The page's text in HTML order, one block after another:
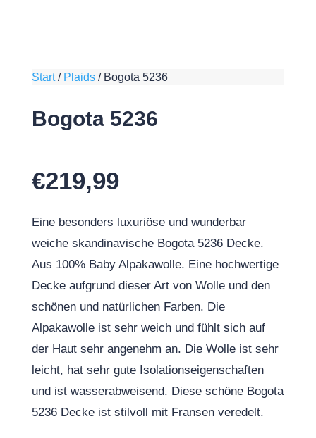
Start/ Plaids/ Bogota 5236
Bogota 5236
€219,99
Eine besonders luxuriöse und wunderbar
weiche skandinavische Bogota 5236 Decke.
Aus 100% Baby Alpakawolle. Eine hochwertige
Decke aufgrund dieser Art von Wolle und den
schönen und natürlichen Farben. Die
Alpakawolle ist sehr weich und fühlt sich auf
der Haut sehr angenehm an. Die Wolle ist sehr
leicht, hat sehr gute Isolationseigenschaften
und ist wasserabweisend. Diese schöne Bogota
5236 Decke ist stilvoll mit Fransen veredelt.